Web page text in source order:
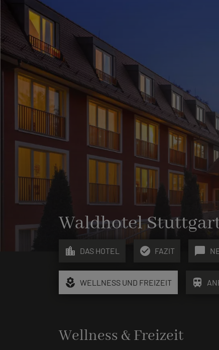
Waldhotel
location_city DAS HOTEL check_circle FAZIT chat_bubble
local_florist WELLNESS UND FREIZEIT train
Wellness & Freizeit